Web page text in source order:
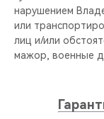
нарушением
или
лиц и/или
мажор, военные